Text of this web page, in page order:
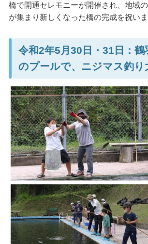
橋で開通セレモニーが開催され、地域
が集まり新しくなった橋の完成を祝いま
令和2年5月30日・31日：鶴
のプールで、ニジマス釣り